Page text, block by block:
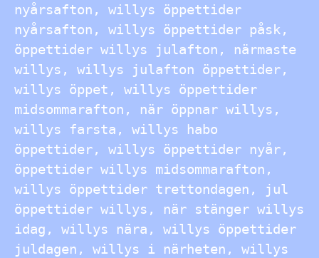
nyårsafton, willys öppettider
nyårsafton, willys öppettider påsk,
öppettider willys julafton, närmaste
willys, willys julafton öppettider,
willys öppet, willys öppettider
midsommarafton, när öppnar willys,
willys farsta, willys habo
öppettider, willys öppettider nyår,
öppettider willys midsommarafton,
willys öppettider trettondagen, jul
öppettider willys, när stänger willys
idag, willys nära, willys öppettider
juldagen, willys i närheten, willys